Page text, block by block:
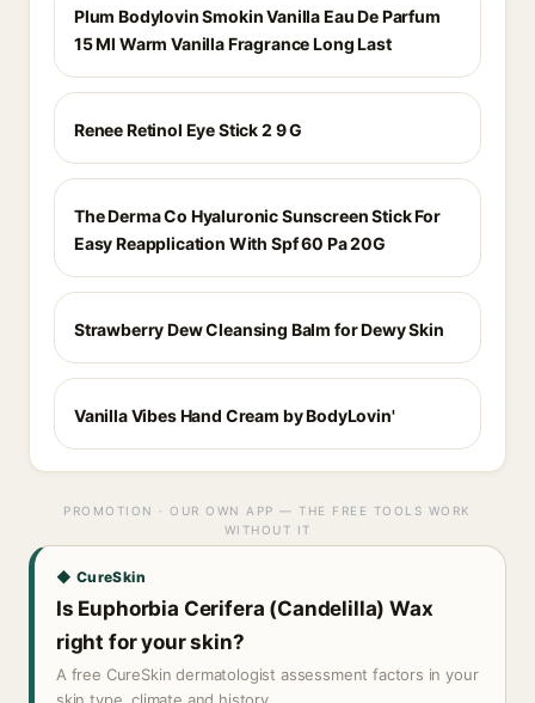
Plum Bodylovin Smokin Vanilla Eau De Parfum
15 Ml Warm Vanilla Fragrance Long Last
Renee Retinol Eye Stick 2 9 G
The Derma Co Hyaluronic Sunscreen Stick For
Easy Reapplication With Spf 60 Pa 20G
Strawberry Dew Cleansing Balm for Dewy Skin
Vanilla Vibes Hand Cream by BodyLovin'
PROMOTION · OUR OWN APP — THE FREE TOOLS WORK
WITHOUT IT
◆ CureSkin
Is Euphorbia Cerifera (Candelilla) Wax
right for your skin?
A free CureSkin dermatologist assessment factors in your